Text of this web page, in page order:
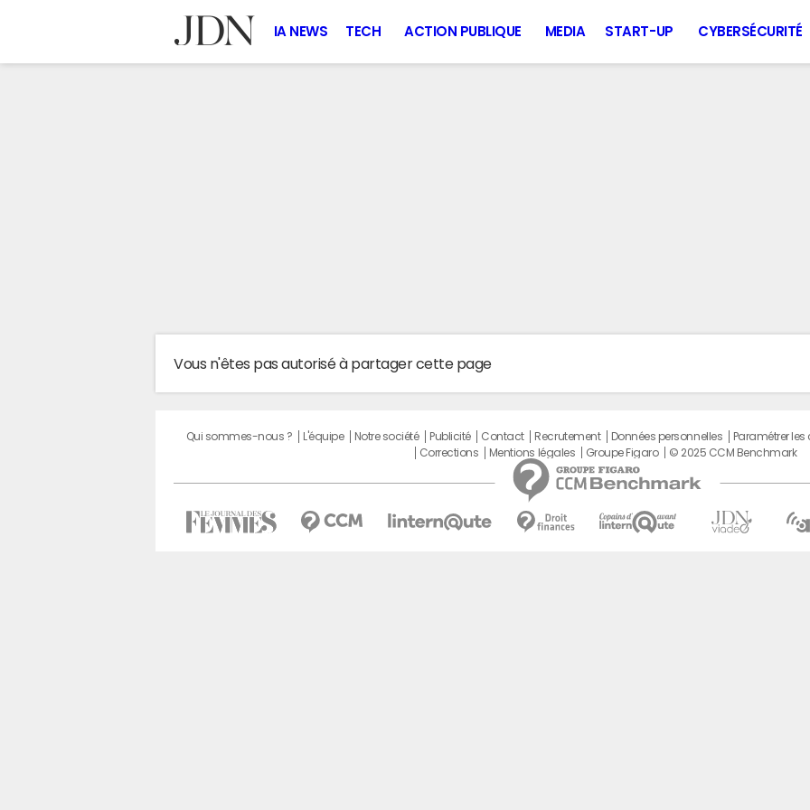
IA NEWS TECH ACTION PUBLIQUE MEDIA START-UP CYBERSÉCURITÉ
Vous n'êtes pas autorisé à partager cette page
Qui sommes-nous ? L'équipe Notre société Publicité Contact Recrutement Données personnelles Paramétrer les
Corrections
Mentions légales Groupe Figaro © 2025 CCM Benchmark